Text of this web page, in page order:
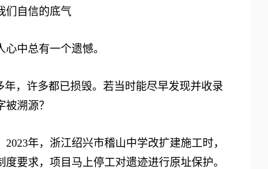
们自信的底气
中总有一个遗憾。
，许多都已损毁。若当时能尽早发现并收录
溯源？
年，浙江绍兴市稽山中学改扩建施工时，
要求，项目马上停工对遗迹进行原址保护。